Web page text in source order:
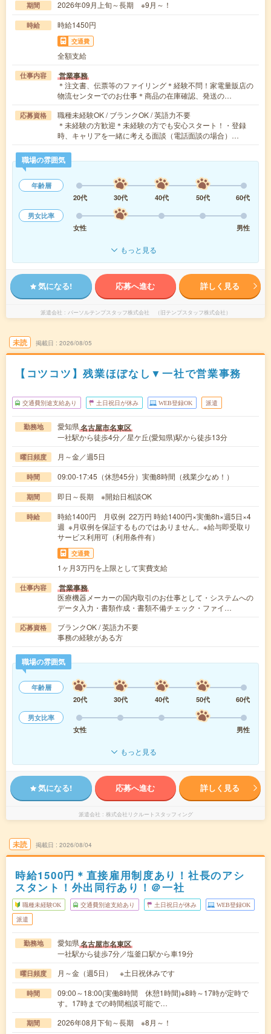
期間 2026年09月上旬～長期 ※9月～！
時給 時給1450円
交通費
全額支給
仕事内容 営業事務
＊注文書、伝票等のファイリング＊経験不問！家電量販店の
物流センターでのお仕事＊商品の在庫確認、発送の…
応募資格
職種未経験OK / ブランクOK / 英語力不要
＊未経験の方歓迎＊未経験の方でも安心スタート！・登録
時、キャリアを一緒に考える面談（電話面談の場合）…
職場の雰囲気
年齢層
20代
30代 40代 50代
60代
男女比率
女性
男性
もっと見る
気になる! 応募へ進む 詳しく見る
派遣会社 パーソルテンプスタッフ株式会社 （旧テンプスタッフ株式会社）
未読 掲載日 2026/08/05
【コツコツ】残業ほぼなし▼一社で営業事務
交通費別途支給あり 土日祝日が休み WEB登録OK 派遣
勤務地 愛知県名古屋市名東区
一社駅から徒歩4分／星ケ丘(愛知県)駅から徒歩13分
曜日頻度 月～金／週5日
時間 09:00-17:45（休憩45分）実働8時間（残業少なめ！）
期間 即日～長期 ※開始日相談OK
時給
時給1400円 月収例 22万円 時給1400円×実働8h×週5日×4
週 ※月収例を保証するものではありません。※給与即受取り
サービス利用可（利用条件有）
交通費
1ヶ月3万円を上限として実費支給
仕事内容 営業事務
医療機器メーカーの国内取引のお仕事として・システムへの
データ入力・書類作成・書類不備チェック・ファイ…
応募資格
ブランクOK / 英語力不要
事務の経験がある方
職場の雰囲気
年齢層
20代
30代 40代 50代
60代
男女比率
女性
男性
もっと見る
気になる! 応募へ進む 詳しく見る
派遣会社 株式会社リクルートスタッフィング
未読 掲載日 2026/08/04
時給1500円＊直接雇用制度あり！社長のアシ
スタント！外出同行あり！＠一社
職種未経験OK 交通費別途支給あり 土日祝日が休み WEB登録OK
派遣
勤務地 愛知県名古屋市名東区
一社駅から徒歩7分／塩釜口駅から車19分
曜日頻度 月～金（週5日） ※土日祝休みです
時間
09:00～18:00(実働8時間 休憩1時間)※8時～17時が定時で
す。17時までの時間相談可能で…
期間 2026年08月下旬～長期 ※8月～！